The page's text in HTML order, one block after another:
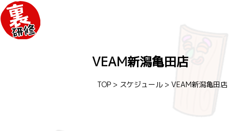
VEAM新潟亀田店
TOP > スケジュール > VEAM新潟亀田店